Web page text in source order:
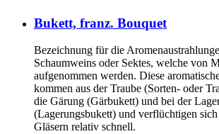
Bukett, franz. Bouquet
Bezeichnung für die
Schaumweins oder Sektes, welche von
aufgenommen werden. Diese
kommen aus der Traube (Sorten- oder
die Gärung (Gärbukett) und bei der
(Lagerungsbukett) und verflüchtigen
Gläsern relativ schnell.